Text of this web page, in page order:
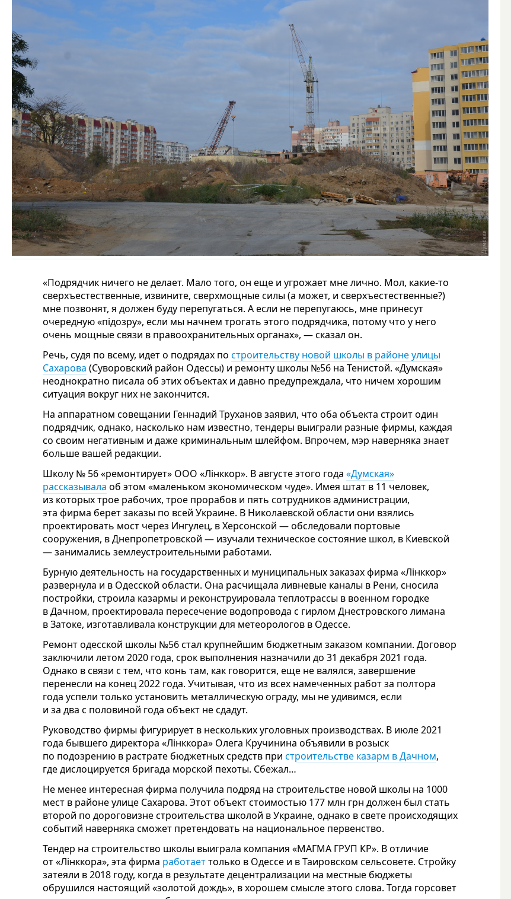
«Подрядчик ничего не делает. Мало того, он еще и угрожает мне лично. Мол, какие-то
сверхъестественные, извините, сверхмощные силы (а может, и сверхъестественные?)
мне позвонят, я должен буду перепугаться. А если не перепугаюсь, мне принесут
очередную «підозру», если мы начнем трогать этого подрядчика, потому что у него
очень мощные связи в правоохранительных органах», — сказал он.
Речь, судя по всему, идет о подрядах по строительству новой школы в районе улицы
Сахарова (Суворовский район Одессы) и ремонту школы №56 на Тенистой. «Думская»
неоднократно писала об этих объектах и давно предупреждала, что ничем хорошим
ситуация вокруг них не закончится.
На аппаратном совещании Геннадий Труханов заявил, что оба объекта строит один
подрядчик, однако, насколько нам известно, тендеры выиграли разные фирмы, каждая
со своим негативным и даже криминальным шлейфом. Впрочем, мэр наверняка знает
больше вашей редакции.
Школу № 56 «ремонтирует» ООО «Лінккор». В августе этого года «Думская»
рассказывала об этом «маленьком экономическом чуде». Имея штат в 11 человек,
из которых трое рабочих, трое прорабов и пять сотрудников администрации,
эта фирма берет заказы по всей Украине. В Николаевской области они взялись
проектировать мост через Ингулец, в Херсонской — обследовали портовые
сооружения, в Днепропетровской — изучали техническое состояние школ, в Киевской
— занимались землеустроительными работами.
Бурную деятельность на государственных и муниципальных заказах фирма «Лінккор»
развернула и в Одесской области. Она расчищала ливневые каналы в Рени, сносила
постройки, строила казармы и реконструировала теплотрассы в военном городке
в Дачном, проектировала пересечение водопровода с гирлом Днестровского лимана
в Затоке, изготавливала конструкции для метеорологов в Одессе.
Ремонт одесской школы №56 стал крупнейшим бюджетным заказом компании. Договор
заключили летом 2020 года, срок выполнения назначили до 31 декабря 2021 года.
Однако в связи с тем, что конь там, как говорится, еще не валялся, завершение
перенесли на конец 2022 года. Учитывая, что из всех намеченных работ за полтора
года успели только установить металлическую ограду, мы не удивимся, если
и за два с половиной года объект не сдадут.
Руководство фирмы фигурирует в нескольких уголовных производствах. В июле 2021
года бывшего директора «Лінккора» Олега Кручинина объявили в розыск
по подозрению в растрате бюджетных средств при строительстве казарм в Дачном,
где дислоцируется бригада морской пехоты. Сбежал…
Не менее интересная фирма получила подряд на строительстве новой школы на 1000
мест в районе улице Сахарова. Этот объект стоимостью 177 млн грн должен был стать
второй по дороговизне строительства школой в Украине, однако в свете происходящих
событий наверняка сможет претендовать на национальное первенство.
Тендер на строительство школы выиграла компания «МАГМА ГРУП КР». В отличие
от «Лінккора», эта фирма работаеттолько в Одессе и в Таировском сельсовете. Стройку
затеяли в 2018 году, когда в результате децентрализации на местные бюджеты
обрушился настоящий «золотой дождь», в хорошем смысле этого слова. Тогда горсовет